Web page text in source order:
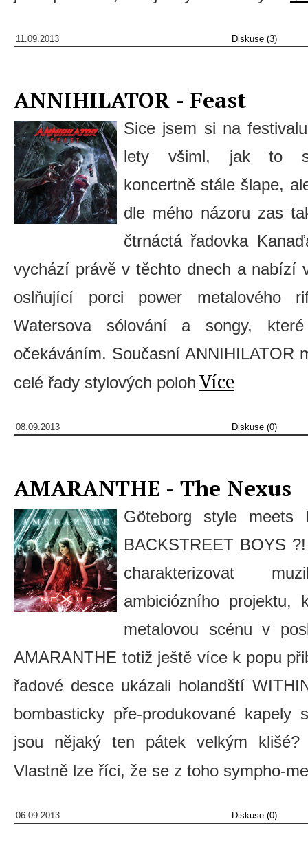
11.09.2013 Diskuse (3)
ANNIHILATOR - Feast
Sice jsem si na
lety všiml, jak to
koncertně stále šlape,
dle mého názoru zas
čtrnáctá řadovka
vychází právě v těchto dnech a nabízí
oslňující porci power metalového
Watersova sólování a songy,
očekáváním. Současní ANNIHILATOR
celé řady stylových poloh Více
08.09.2013 Diskuse (0)
AMARANTHE - The Nexus
Göteborg style meets
BACKSTREET BOYS
charakterizovat
ambiciózního projektu,
metalovou scénu v
AMARANTHE totiž ještě více k popu
řadové desce ukázali holandští
bombasticky pře-produkované
jsou nějaký ten pátek velkým klišé?
Vlastně lze říci, že se z toho sympho-
06.09.2013 Diskuse (0)